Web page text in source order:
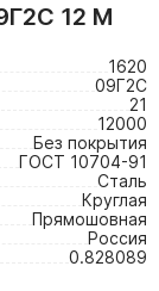
12 М
1620
09Г2С
21
12000
Без покрытия
ГОСТ 10704-91
Сталь
Круглая
Прямошовная
Россия
0.828089